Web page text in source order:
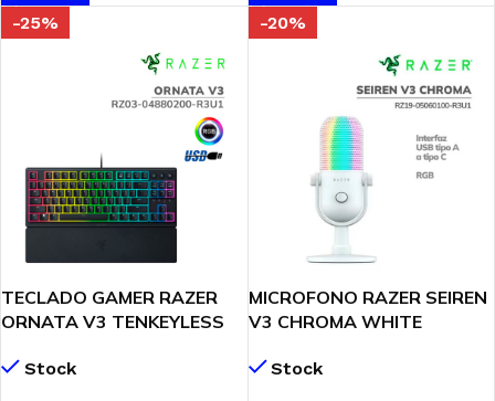
-25%
TECLADO GAMER RAZER
ORNATA V3 TENKEYLESS
RAZER CHROMA RGB
Stock
-20%
MICROFONO RAZER SEIREN
V3 CHROMA WHITE
R3U1 ) LED-CHROMA RAZER
Stock